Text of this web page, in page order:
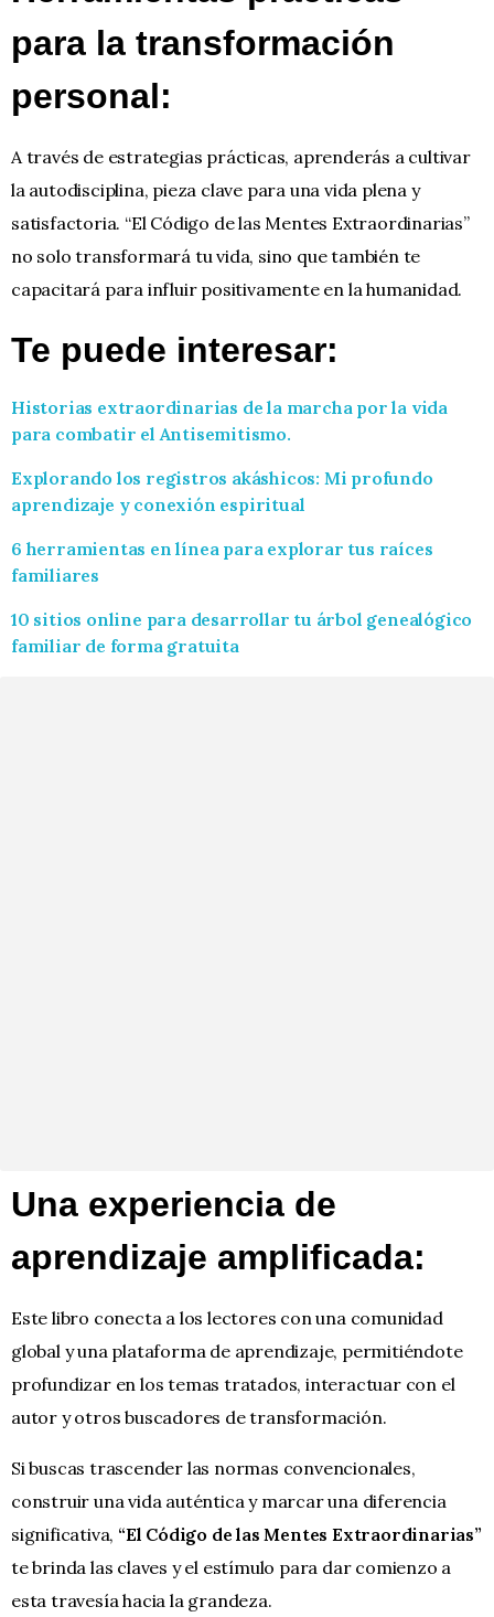
para la transformación
personal:
A través de estrategias prácticas, aprenderás a cultivar
la autodisciplina, pieza clave para una vida plena y
satisfactoria. “El Código de las Mentes Extraordinarias”
no solo transformará tu vida, sino que también te
capacitará para influir positivamente en la humanidad.
Te puede interesar:
Historias extraordinarias de la marcha por la vida
para combatir el Antisemitismo.
Explorando los registros akáshicos: Mi profundo
aprendizaje y conexión espiritual
6 herramientas en línea para explorar tus raíces
familiares
10 sitios online para desarrollar tu árbol genealógico
familiar de forma gratuita
Una experiencia de
aprendizaje amplificada:
Este libro conecta a los lectores con una comunidad
global y una plataforma de aprendizaje, permitiéndote
profundizar en los temas tratados, interactuar con el
autor y otros buscadores de transformación.
Si buscas trascender las normas convencionales,
construir una vida auténtica y marcar una diferencia
significativa, “El Código de las Mentes Extraordinarias”
te brinda las claves y el estímulo para dar comienzo a
esta travesía hacia la grandeza.